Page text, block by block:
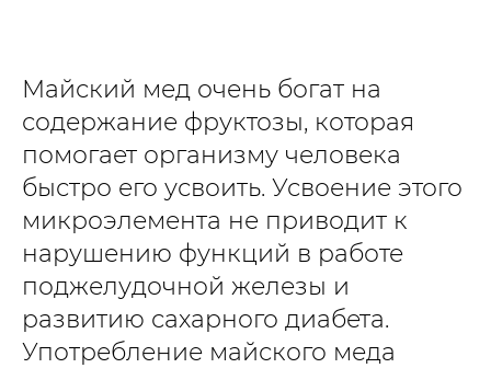
Майский мед очень богат на
содержание фруктозы, которая
помогает организму человека
быстро его усвоить. Усвоение этого
микроэлемента не приводит к
нарушению функций в работе
поджелудочной железы и
развитию сахарного диабета.
Употребление майского меда